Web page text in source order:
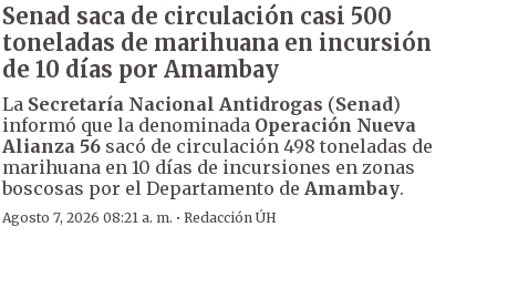
Senad saca de circulación casi 500
toneladas de marihuana en incursión
de 10 días por Amambay
La Secretaría Nacional Antidrogas (Senad)
informó que la denominada Operación Nueva
Alianza 56sacó de circulación 498 toneladas de
marihuana en 10 días de incursiones en zonas
boscosas por el Departamento de Amambay.
Agosto 7, 2026 08:21 a. m. · Redacción ÚH